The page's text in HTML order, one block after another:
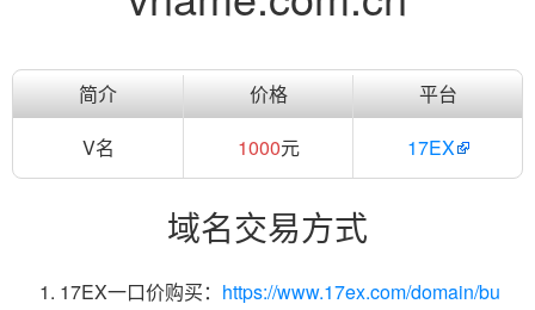
简介 价格
平台
V名
1000元 17EX
域名交易方式
17EX一口价购买： https://www.17ex.com/domain/bu